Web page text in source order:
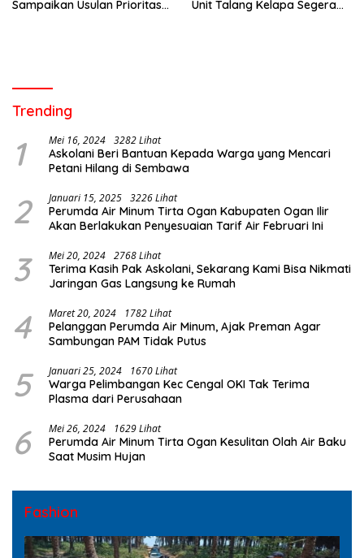
Sampaikan Usulan Prioritas
Unit Talang Kelapa Segera
Trending
1 Mei 16, 2024 3282 Lihat
Askolani Beri Bantuan Kepada Warga yang Mencari
Petani Hilang di Sembawa
2 Januari 15, 2025 3226 Lihat
Perumda Air Minum Tirta Ogan Kabupaten Ogan Ilir
Akan Berlakukan Penyesuaian Tarif Air Februari Ini
3 Mei 20, 2024 2768 Lihat
Terima Kasih Pak Askolani, Sekarang Kami Bisa Nikmati
Jaringan Gas Langsung ke Rumah
4 Maret 20, 2024 1782 Lihat
Pelanggan Perumda Air Minum, Ajak Preman Agar
Sambungan PAM Tidak Putus
5 Januari 25, 2024 1670 Lihat
Warga Pelimbangan Kec Cengal OKI Tak Terima
Plasma dari Perusahaan
6 Mei 26, 2024 1629 Lihat
Perumda Air Minum Tirta Ogan Kesulitan Olah Air Baku
Saat Musim Hujan
Fashion